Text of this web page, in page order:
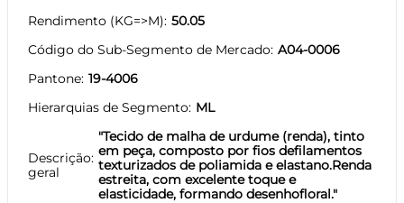
Rendimento (KG=>M) 50.05
Código do Sub-Segmento de Mercado A04-0006
Pantone 19-4006
Hierarquias de Segmento ML
Descrição
geral
"Tecido de malha de urdume (renda), tinto
em peça, composto por fios defilamentos
texturizados de poliamida e elastano.Renda
estreita, com excelente toque e
elasticidade, formando desenhofloral."